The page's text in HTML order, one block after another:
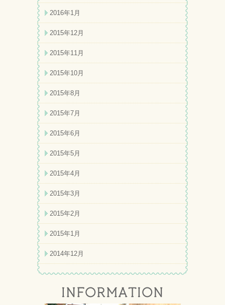
2016年1月
2015年12月
2015年11月
2015年10月
2015年8月
2015年7月
2015年6月
2015年5月
2015年4月
2015年3月
2015年2月
2015年1月
2014年12月